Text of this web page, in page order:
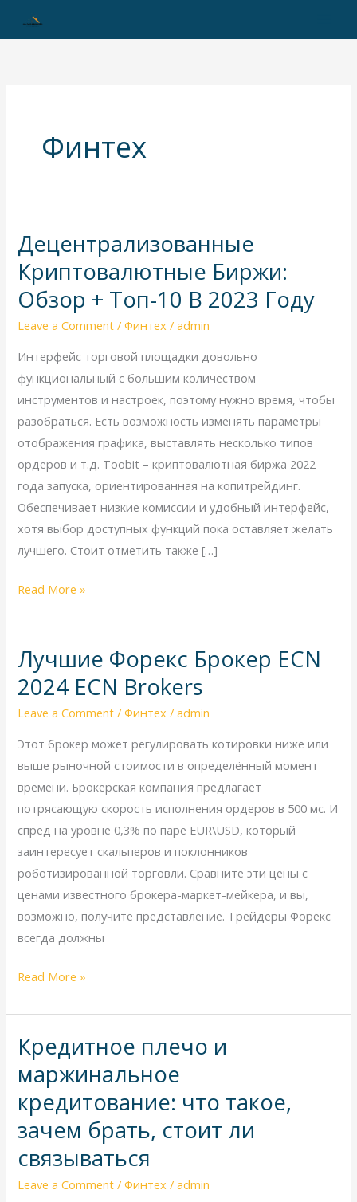
Финтех
Децентрализованные
Криптовалютные Биржи:
Обзор + Топ-10 В 2023 Году
Leave a Comment /Финтех /admin
Интерфейс торговой площадки довольно
функциональный с большим количеством
инструментов и настроек, поэтому нужно время, чтобы
разобраться. Есть возможность изменять параметры
отображения графика, выставлять несколько типов
ордеров и т.д. Toobit – криптовалютная биржа 2022
года запуска, ориентированная на копитрейдинг.
Обеспечивает низкие комиссии и удобный интерфейс,
хотя выбор доступных функций пока оставляет желать
лучшего. Стоит отметить также […]
Децентрализованные
Криптовалютные
Биржи:
Обзор
+
2023
Году
Read More »
Лучшие Форекс Брокер ECN
2024 ECN Brokers
Leave a Comment /Финтех /admin
Этот брокер может регулировать котировки ниже или
выше рыночной стоимости в определённый момент
времени. Брокерская компания предлагает
потрясающую скорость исполнения ордеров в 500 мс. И
спред на уровне 0,3% по паре EUR\USD, который
заинтересует скальперов и поклонников
роботизированной торговли. Сравните эти цены с
ценами известного брокера-маркет-мейкера, и вы,
возможно, получите представление. Трейдеры Форекс
всегда должны
Лучшие
Форекс
Брокер
ECN
2024
ECN
Brokers
Read More »
Кредитное плечо и
маржинальное
кредитование: что такое,
зачем брать, стоит ли
связываться
Leave a Comment /Финтех /admin
Кредитное
плечо
и
маржинальное
кредитование:
такое,
зачем